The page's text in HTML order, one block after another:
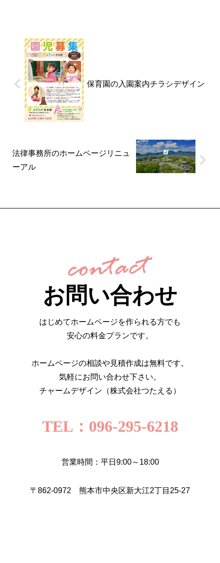
保育園の入園案内チラシデザイン
法律事務所のホームページリニュ
ーアル
お問い合わせ
はじめてホームページを作られる方でも
安心の料金プランです。
ホームページの相談や見積作成は無料です。
気軽にお問い合わせ下さい。
チャームデザイン（株式会社つたえる）
TEL：096-295-6218
営業時間：平日9:00～18:00
〒862-0972 熊本市中央区新大江2丁目25-27